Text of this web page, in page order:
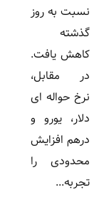
به روز
یافت.
ای
یورو و
افزایش
را